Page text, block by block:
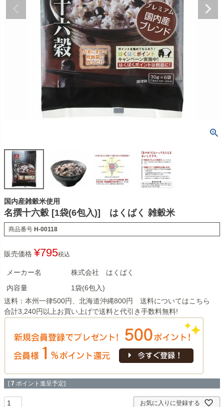
国内産雑穀米使用
名撰十六穀 [1袋(6包入)] はくばく 雑穀米
商品番号 H-00118
販売価格 ¥795税込
メーカー名
株式会社 はくばく
内容量
1袋(6包入)
送料：本州一律500円、北海道沖縄800円 送料についてはこちら
合計3,240円以上お買い上げで送料と代引き手数料無料!
[ 7 ポイント進呈予定]
お気に入りに登録する